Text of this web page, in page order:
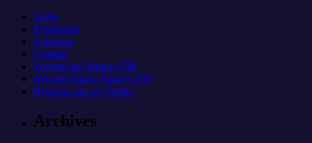
Team
Programm
Empfang
Kontakt
Werben bei Sunray-FM
Jobs bei Radio Sunray-FM
Besuche uns im Studio
Archives